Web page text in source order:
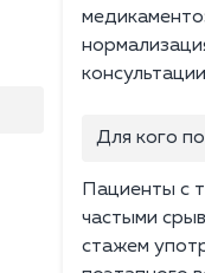
Для кого
Пациенты с
частыми
стажем